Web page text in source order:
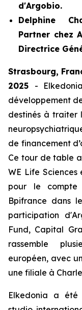
d'Argobio.
Delphine
Partner chez
Directrice
Strasbourg,
2025 -
développement
destinés à traiter
de financement
Ce tour de table
WE Life Sciences
pour le compte
Bpifrance dans
participation
Fund, Capital
rassemble
européen, avec
une filiale à
Elkedonia a